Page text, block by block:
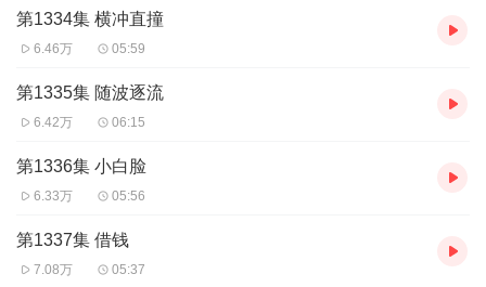
第1334集 横冲直撞
6.46万 05:59
第1335集 随波逐流
6.42万 06:15
第1336集 小白脸
6.33万 05:56
第1337集 借钱
7.08万 05:37